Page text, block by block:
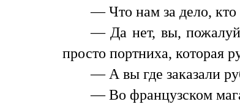
— Что нам за дело, кто
— Да нет, вы,
просто портниха, которая
— А вы где заказали
— Во французском